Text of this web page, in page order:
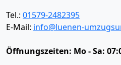
Tel.: 01579-2482395
E-Mail: info@luenen-
Öffnungszeiten: Mo - Sa: